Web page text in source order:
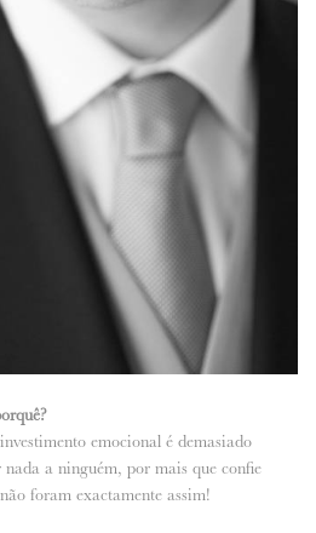
emocional é demasiado
nada a ninguém, por mais que confie
foram exactamente assim!